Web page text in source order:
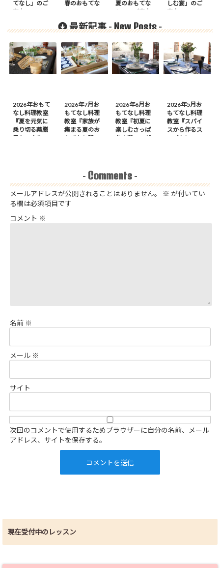
てなし」のご
案内
春のおもてな
し」
夏のおもてな
し』のご案内
しむ宴」のご
案内
最新記事 -New Posts-
2026年おもて
なし料理教室
『夏を元気に
乗り切る薬膳
風おつまみ
2026年7月お
もてなし料理
教室『家族が
集まる夏のお
もてなし膳』
2026年6月お
もてなし料理
教室『初夏に
楽しむさっぱ
り中華』のが
2026年5月お
もてなし料理
教室『スパイ
スから作るス
ープカレーの
- Comments -
メールアドレスが公開されることはありません。 ※ が付いてい
る欄は必須項目です
コメント ※
名前 ※
メール ※
サイト
次回のコメントで使用するためブラウザーに自分の名前、メール
アドレス、サイトを保存する。
現在受付中のレッスン